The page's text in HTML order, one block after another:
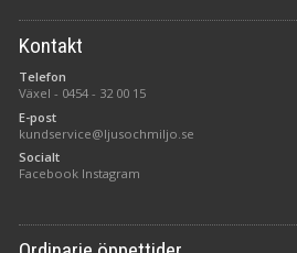
Kontakt
Telefon
Växel - 0454 - 32 00 15
E-post
kundservice@ljusochmiljo.se
Socialt
Facebook Instagram